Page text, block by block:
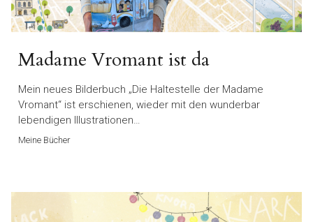
Madame Vromant ist da
Mein neues Bilderbuch „Die Haltestelle der Madame
Vromant“ ist erschienen, wieder mit den wunderbar
lebendigen Illustrationen…
Meine Bücher